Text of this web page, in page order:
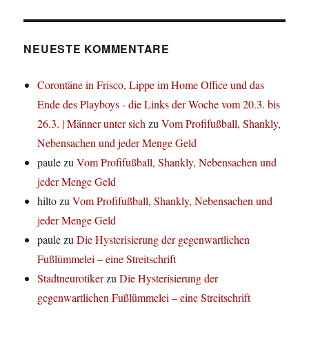
NEUESTE KOMMENTARE
Corontäne in Frisco, Lippe im Home Office und das
Ende des Playboys - die Links der Woche vom 20.3. bis
26.3. | Männer unter sichzuVom Profifußball, Shankly,
Nebensachen und jeder Menge Geld
paulezuVom Profifußball, Shankly, Nebensachen und
jeder Menge Geld
hiltozuVom Profifußball, Shankly, Nebensachen und
jeder Menge Geld
paulezuDie Hysterisierung der gegenwartlichen
Fußlümmelei – eine Streitschrift
StadtneurotikerzuDie Hysterisierung der
gegenwartlichen Fußlümmelei – eine Streitschrift